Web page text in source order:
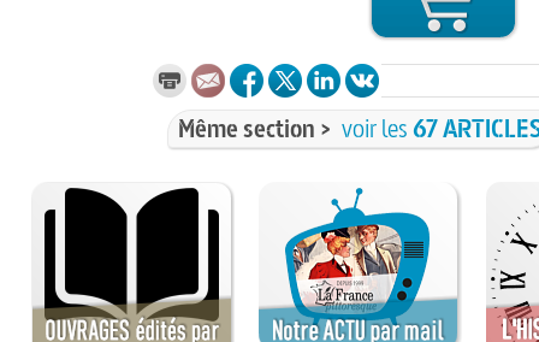
Même section > voir les67